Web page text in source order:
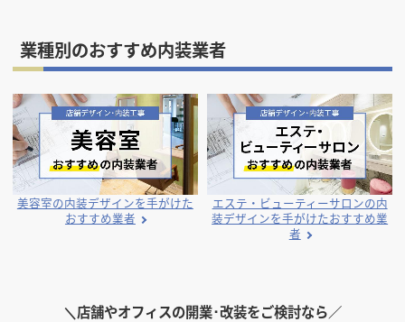
ご縁がございましたら、長くお付き合いできるパートナーとしてお力に
なれれば幸いです。
どうぞよろしくお願いいたします。
N-Town株式会社
守谷 尚晃
業種別のおすすめ内装業者
美容室の内装デザインを手がけた
おすすめ業者
エステ・ビューティーサロンの内
装デザインを手がけたおすすめ業
者
＼店舗やオフィスの開業･改装をご検討なら／